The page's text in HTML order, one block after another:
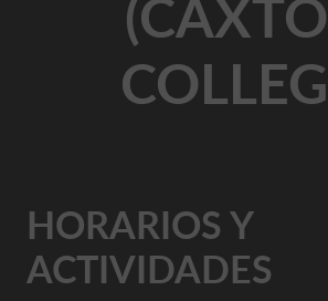
HORARIOS Y
ACTIVIDADES